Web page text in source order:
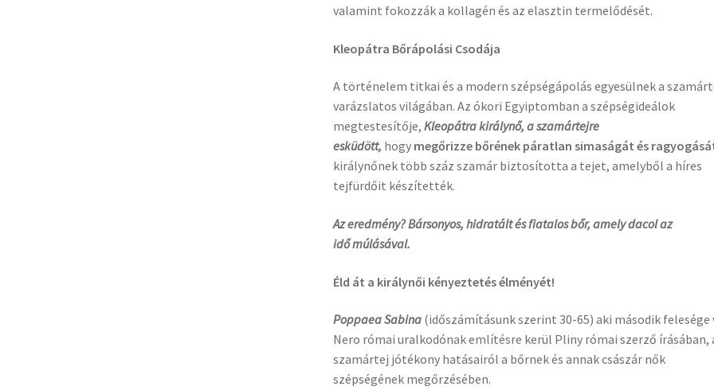
valamint fokozzák a kollagén és az elasztin termelődését.
Kleopátra Bőrápolási Csodája
A történelem titkai és a modern szépségápolás egyesülnek a
varázslatos világában. Az ókori Egyiptomban a szépségideálok
megtestesítője, Kleopátra királynő, a szamártejre
esküdött, hogymegőrizze bőrének páratlan simaságát és
királynőnek több száz szamár biztosította a tejet, amelyből a híres
tejfürdőit készítették.
Az eredmény? Bársonyos, hidratált és fiatalos bőr, amely dacol az
időmúlásával.
Éld át a királynői kényeztetés élményét!
Poppaea Sabina (időszámításunk szerint 30-65) aki második
Nero római uralkodónak említésre kerül Pliny római szerző írásában,
szamártej jótékony hatásairól a bőrnek és annak császár nők
szépségének megőrzésében.